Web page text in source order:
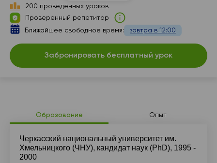
Образование Опыт
Черкасский национальный университет им.
Хмельницкого (ЧНУ), кандидат наук (PhD), 1995 -
2000
200 проведенных уроков
Проверенный репетитор
Ближайшее свободное время:
завтра в 12:00
Забронировать бесплатный урок
15:30
16:00